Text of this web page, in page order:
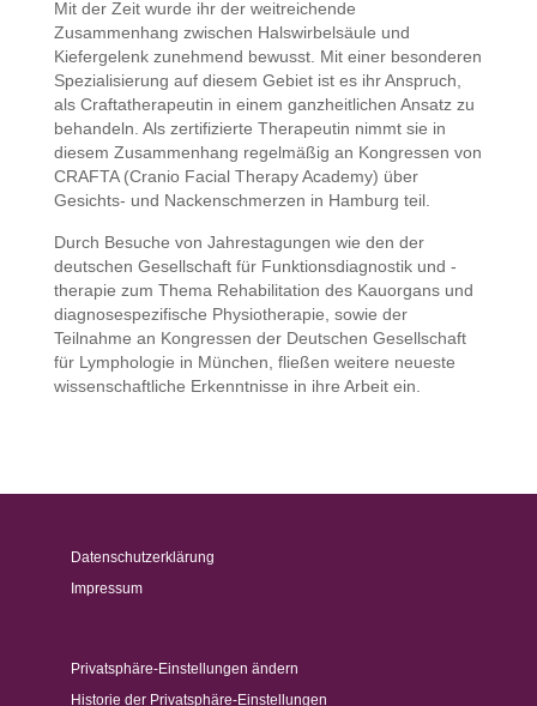
Mit der Zeit wurde ihr der weitreichende
Zusammenhang zwischen Halswirbelsäule und
Kiefergelenk zunehmend bewusst. Mit einer besonderen
Spezialisierung auf diesem Gebiet ist es ihr Anspruch,
als Craftatherapeutin in einem ganzheitlichen Ansatz zu
behandeln. Als zertifizierte Therapeutin nimmt sie in
diesem Zusammenhang regelmäßig an Kongressen von
CRAFTA (Cranio Facial Therapy Academy) über
Gesichts- und Nackenschmerzen in Hamburg teil.
Durch Besuche von Jahrestagungen wie den der
deutschen Gesellschaft für Funktionsdiagnostik und -
therapie zum Thema Rehabilitation des Kauorgans und
diagnosespezifische Physiotherapie, sowie der
Teilnahme an Kongressen der Deutschen Gesellschaft
für Lymphologie in München, fließen weitere neueste
wissenschaftliche Erkenntnisse in ihre Arbeit ein.
Datenschutzerklärung
Impressum
Privatsphäre-Einstellungen ändern
Historie der Privatsphäre-Einstellungen